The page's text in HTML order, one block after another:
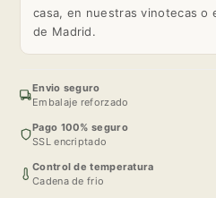
casa, en nuestras vinotecas o
de Madrid.
Envio seguro
Embalaje reforzado
Pago 100% seguro
SSL encriptado
Control de temperatura
Cadena de frio